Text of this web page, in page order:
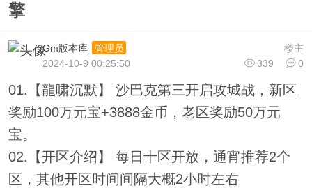
擎
楼主
Gm版本库
管理员
339
0
2024-10-9 00:25:50
01.【龍啸沉默】 沙巴克第三开启攻城战，新区
奖励100万元宝+3888金币，老区奖励50万元
宝。
02.【开区介绍】 每日十区开放，通宵推荐2个
区，其他开区时间间隔大概2小时左右